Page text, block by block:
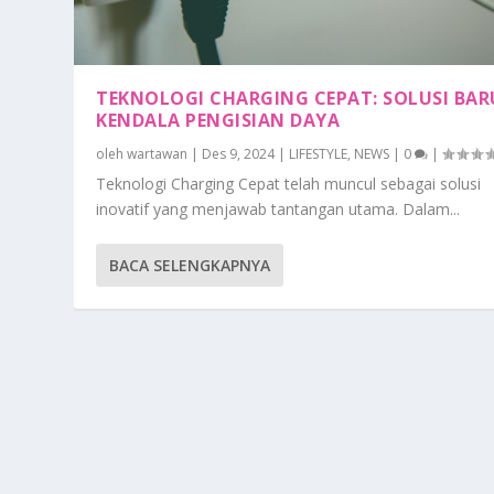
TEKNOLOGI CHARGING CEPAT: SOLUSI
KENDALA PENGISIAN DAYA
olehwartawan | Des 9, 2024| LIFESTYLE, NEWS | 0 |
Teknologi Charging Cepat telah muncul sebagai solusi
inovatif yang menjawab tantangan utama. Dalam...
BACA SELENGKAPNYA